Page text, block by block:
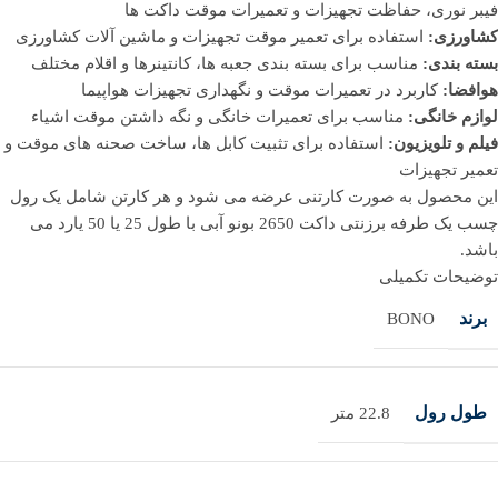
فیبر نوری، حفاظت تجهیزات و تعمیرات موقت داکت ها
کشاورزی: استفاده برای تعمیر موقت تجهیزات و ماشین آلات کشاورزی
بسته بندی: مناسب برای بسته بندی جعبه ها، کانتینرها و اقلام مختلف
هوافضا: کاربرد در تعمیرات موقت و نگهداری تجهیزات هواپیما
لوازم خانگی: مناسب برای تعمیرات خانگی و نگه داشتن موقت اشیاء
فیلم و تلویزیون: استفاده برای تثبیت کابل ها، ساخت صحنه های موقت و
تعمیر تجهیزات
این محصول به صورت کارتنی عرضه می شود و هر کارتن شامل یک رول
چسب یک طرفه برزنتی داکت 2650 بونو آبی با طول 25 یا 50 یارد می
باشد.
توضیحات تکمیلی
برند BONO
طول رول 22.8 متر